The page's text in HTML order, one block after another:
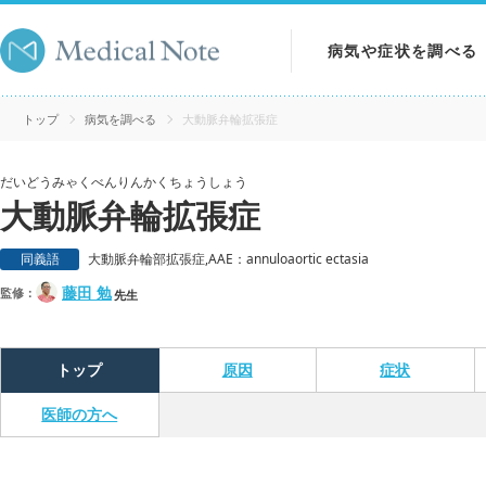
病気や症状を調べる
病気を調べる
トップ 病気を調べる 大動脈弁輪拡張症
だいどうみゃくべんりんかくちょうしょう
大動脈弁輪拡張症
同義語 大動脈弁輪部拡張症,AAE：annuloaortic ectasia
監修： 藤田 勉先生
トップ 原因 症状
医師の方へ